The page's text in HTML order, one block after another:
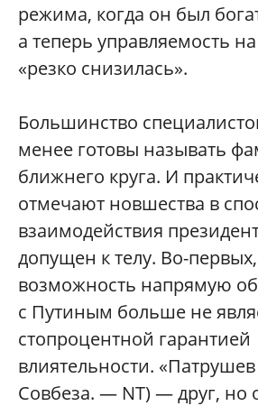
режима, когда он был
а теперь управляемость
«резко снизилась».
Большинство
менее готовы называть
ближнего круга. И
отмечают новшества в
взаимодействия
допущен к телу. Во-
возможность напрямую
с Путиным больше не
стопроцентной гарантией
влиятельности. «Патрушев
Совбеза. — NT) — друг, но